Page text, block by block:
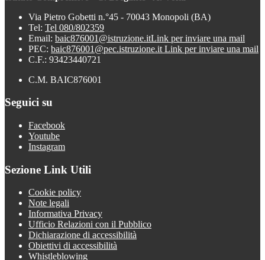
Via Pietro Gobetti n.°45 - 70043 Monopoli (BA)
Tel: Tel 080/802359
Email: baic876001@istruzione.itLink per inviare una mail
PEC: baic876001@pec.istruzione.it Link per inviare una mail
C.F.: 93423440721
C.M. BAIC876001
Seguici su
Facebook
Youtube
Instagram
Sezione Link Utili
Cookie policy
Note legali
Informativa Privacy
Ufficio Relazioni con il Pubblico
Dichiarazione di accessibilità
Obiettivi di accessibilità
Whistleblowing